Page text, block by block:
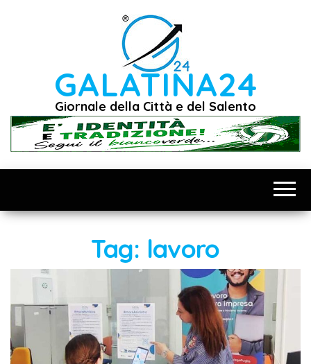
GALATINA24
Giornale della Città e del Salento
Tag: lavoro